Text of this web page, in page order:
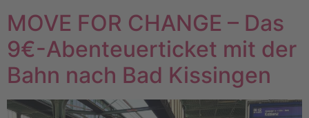
MOVE FOR CHANGE – Das
9€-Abenteuerticket mit der
Bahn nach Bad Kissingen